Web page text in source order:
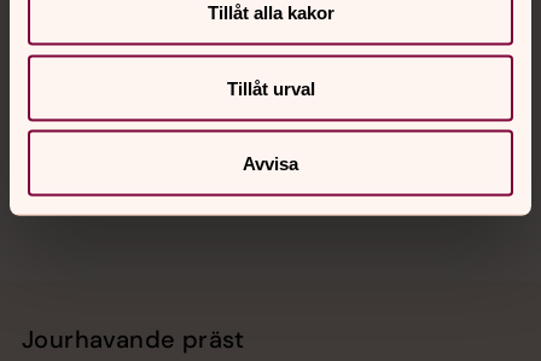
Tillåt alla kakor
Tillåt urval
Avvisa
Hitta snabbt
Jourhavande präst